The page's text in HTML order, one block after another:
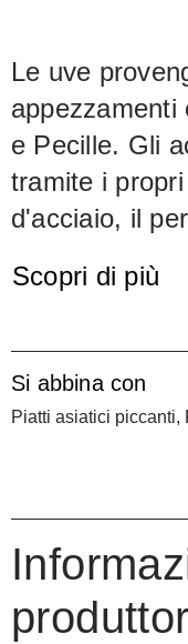
Le uve
appezzamenti
e Pecille. Gli
tramite i
d'acciaio, il
dodici mesi
barocca.
Scopri di più
Si abbina con
Piatti asiatici piccanti,